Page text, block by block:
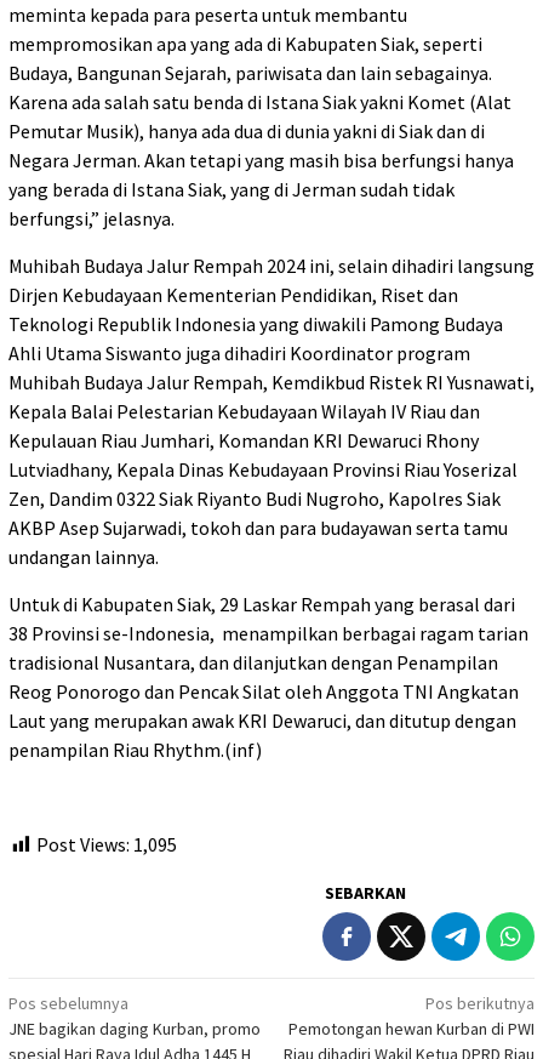
meminta kepada para peserta untuk membantu
mempromosikan apa yang ada di Kabupaten Siak, seperti
Budaya, Bangunan Sejarah, pariwisata dan lain sebagainya.
Karena ada salah satu benda di Istana Siak yakni Komet (Alat
Pemutar Musik), hanya ada dua di dunia yakni di Siak dan di
Negara Jerman. Akan tetapi yang masih bisa berfungsi hanya
yang berada di Istana Siak, yang di Jerman sudah tidak
berfungsi,” jelasnya.
Muhibah Budaya Jalur Rempah 2024 ini, selain dihadiri langsung
Dirjen Kebudayaan Kementerian Pendidikan, Riset dan
Teknologi Republik Indonesia yang diwakili Pamong Budaya
Ahli Utama Siswanto juga dihadiri Koordinator program
Muhibah Budaya Jalur Rempah, Kemdikbud Ristek RI Yusnawati,
Kepala Balai Pelestarian Kebudayaan Wilayah IV Riau dan
Kepulauan Riau Jumhari, Komandan KRI Dewaruci Rhony
Lutviadhany, Kepala Dinas Kebudayaan Provinsi Riau Yoserizal
Zen, Dandim 0322 Siak Riyanto Budi Nugroho, Kapolres Siak
AKBP Asep Sujarwadi, tokoh dan para budayawan serta tamu
undangan lainnya.
Untuk di Kabupaten Siak, 29 Laskar Rempah yang berasal dari
38 Provinsi se-Indonesia, menampilkan berbagai ragam tarian
tradisional Nusantara, dan dilanjutkan dengan Penampilan
Reog Ponorogo dan Pencak Silat oleh Anggota TNI Angkatan
Laut yang merupakan awak KRI Dewaruci, dan ditutup dengan
penampilan Riau Rhythm.(inf)
Post Views: 1,095
SEBARKAN
Navigasi
pos
Pos sebelumnya
JNE bagikan daging Kurban, promo
spesial Hari Raya Idul Adha 1445 H
Pos berikutnya
Pemotongan hewan Kurban di PWI
Riau dihadiri Wakil Ketua DPRD Riau